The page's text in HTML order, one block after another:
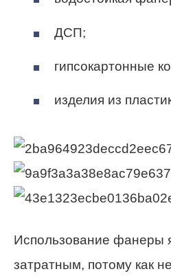
ДСП;
гипсокартонные
изделия из
Использование фанеры
затратным, потому как